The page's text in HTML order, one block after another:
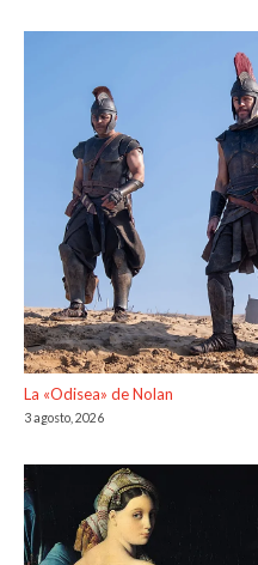
La «Odisea» de Nolan
3 agosto, 2026